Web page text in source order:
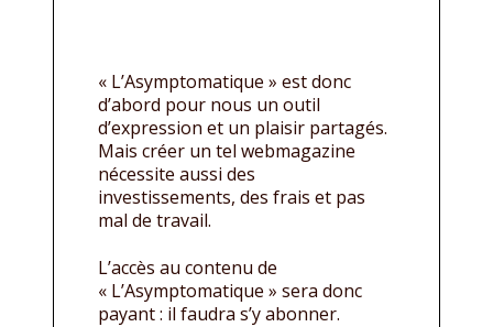
« L’Asymptomatique » est donc
d’abord pour nous un outil
d’expression et un plaisir partagés.
Mais créer un tel webmagazine
nécessite aussi des
investissements, des frais et pas
mal de travail.
L’accès au contenu de
« L’Asymptomatique » sera donc
payant : il faudra s’y abonner.